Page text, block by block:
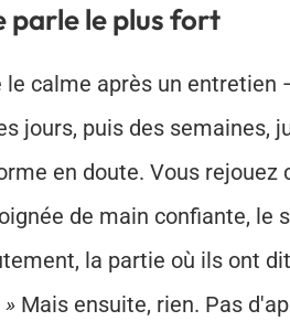
parle le plus fort
le calme après un entretien
jours, puis des semaines,
en doute. Vous rejouez
de main confiante, le
la partie où ils ont
Mais ensuite, rien. Pas